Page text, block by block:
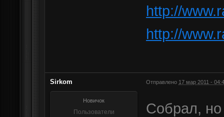
http://
http://
Sirkom Отправлено 17 мар 2011 -
Новичок
Пользователи
Собрал, но